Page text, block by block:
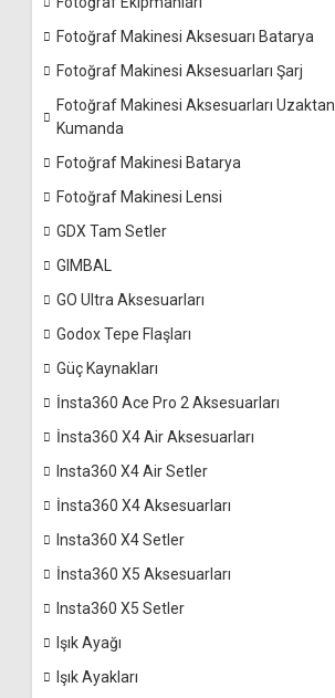
Fotoğraf Makinesi Aksesuarı Batarya
Fotoğraf Makinesi Aksesuarları Şarj
Fotoğraf Makinesi Aksesuarları Uzaktan
Kumanda
Fotoğraf Makinesi Batarya
Fotoğraf Makinesi Lensi
GDX Tam Setler
GIMBAL
GO Ultra Aksesuarları
Godox Tepe Flaşları
Güç Kaynakları
İnsta360 Ace Pro 2 Aksesuarları
İnsta360 X4 Air Aksesuarları
Insta360 X4 Air Setler
İnsta360 X4 Aksesuarları
Insta360 X4 Setler
İnsta360 X5 Aksesuarları
Insta360 X5 Setler
Işık Ayağı
Işık Ayakları